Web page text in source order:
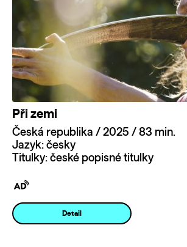
Při zemi
Česká republika / 2025 / 83 min.
Jazyk: česky
Titulky: české popisné titulky
Detail